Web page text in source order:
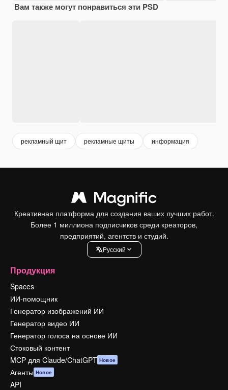
Вам также могут понравиться эти PSD
рекламный щит рекламные щиты информация
Креативная платформа для создания ваших лучших работ.
Более 1 миллиона подписчиков среди креаторов,
предприятий, агентств и студий.
Pусский
Продукция
Spaces
ИИ-помощник
Генератор изображений ИИ
Генератор видео ИИ
Генератор голоса на основе ИИ
Стоковый контент
MCP для Claude/ChatGPT Новое
Агенты Новое
API